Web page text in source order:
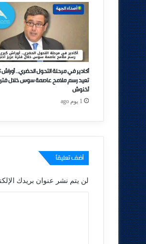
أكادير في مرحلة التحول الحضري..
تعيد رسم ملامح عاصمة سوس خلال
أخنوش
1 يوم ago
أضف تعليقاً
لن يتم نشر عنوان بريدك